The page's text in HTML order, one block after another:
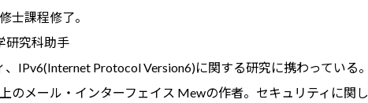
士課程修了。
研究科助手
IPv6(Internet Protocol Version6)に関する研究に携わっている。
のメール・インターフェイス Mewの作者。セキュリティに関し